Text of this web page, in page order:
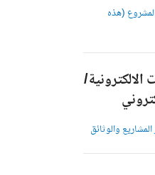
المشروع (هذه
الالكترونية/
والوثائق